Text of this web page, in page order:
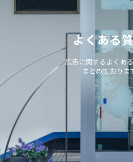
よくある
広告に関するよくあ
まとめておりま